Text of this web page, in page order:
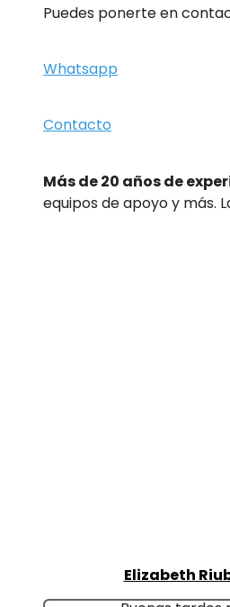
Puedes ponerte en
Whatsapp
Contacto
Más de 20 años de
equipos de apoyo y más.
Elizabeth